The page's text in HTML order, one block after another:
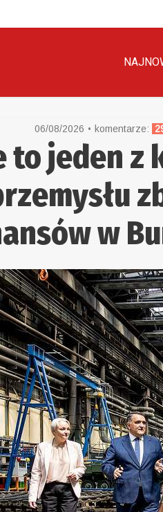
06/08/2026 komentarze:
to jeden z
w